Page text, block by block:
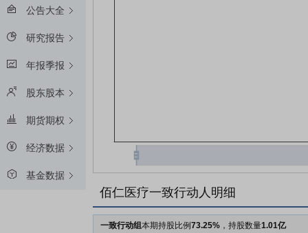
公告大全
研究报告
年报季报
股东股本
期货期权
经济数据
基金数据
佰仁医疗一致行动人明细
一致行动组本期持股比例73.25% ，持股数量1.01亿